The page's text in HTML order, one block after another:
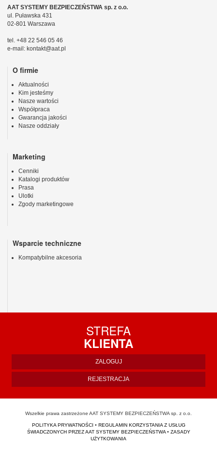
AAT SYSTEMY BEZPIECZEŃSTWA sp. z o.o.
ul. Puławska 431
02-801 Warszawa
tel. +48 22 546 05 46
e-mail: kontakt@aat.pl
O firmie
Aktualności
Kim jesteśmy
Nasze wartości
Współpraca
Gwarancja jakości
Nasze oddziały
Marketing
Cenniki
Katalogi produktów
Prasa
Ulotki
Zgody marketingowe
Wsparcie techniczne
Kompatybilne akcesoria
STREFA
KLIENTA
ZALOGUJ
REJESTRACJA
Wszelkie prawa zastrzeżone AAT SYSTEMY BEZPIECZEŃSTWA sp. z o.o.
POLITYKA PRYWATNOŚCI • REGULAMIN KORZYSTANIA Z USŁUG
ŚWIADCZONYCH PRZEZ AAT SYSTEMY BEZPIECZEŃSTWA• ZASADY
UŻYTKOWANIA